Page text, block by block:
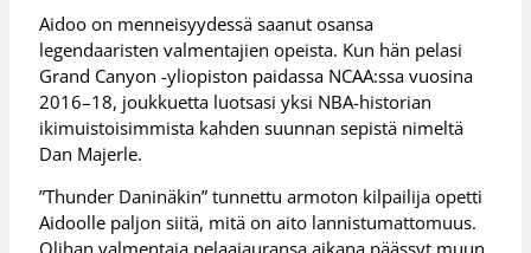
Aidoo on menneisyydessä saanut osansa
legendaaristen valmentajien opeista. Kun hän pelasi
Grand Canyon -yliopiston paidassa NCAA:ssa vuosina
2016–18, joukkuetta luotsasi yksi NBA-historian
ikimuistoisimmista kahden suunnan sepistä nimeltä
Dan Majerle.
”Thunder Daninäkin” tunnettu armoton kilpailija opetti
Aidoolle paljon siitä, mitä on aito lannistumattomuus.